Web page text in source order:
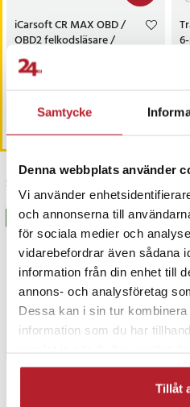
Samtycke
Denna webbplats använder
Vi använder
och annonserna till
för sociala medier och
vidarebefordrar även sådana
information från din enhet till
annons- och analysföretag
Dessa kan i sin tur
information som du har
Tillåt
Artikelnummer:122843
iCarsoft CR MAX OBD /
OBD2 felkodsläsare /
bildiagnosverktyg /
diagnosverktyg för bil
Nuvarande pris
3 698 kr
Köp
Senast besökta
BÄSTSÄLJARE